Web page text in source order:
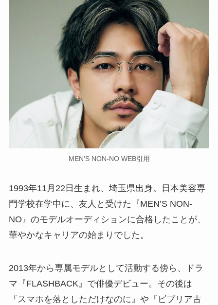
MEN’S NON-NO WEB引用
1993年11月22日生まれ、埼玉県出身。日本美容専
門学校在学中に、友人と受けた『MEN’S NON-
NO』のモデルオーディションに合格したことが、
華やかなキャリアの始まりでした。
2013年から専属モデルとして活動する傍ら、ドラ
マ『FLASHBACK』で俳優デビュー。その後は
『スマホを落としただけなのに』や『ビブリア古